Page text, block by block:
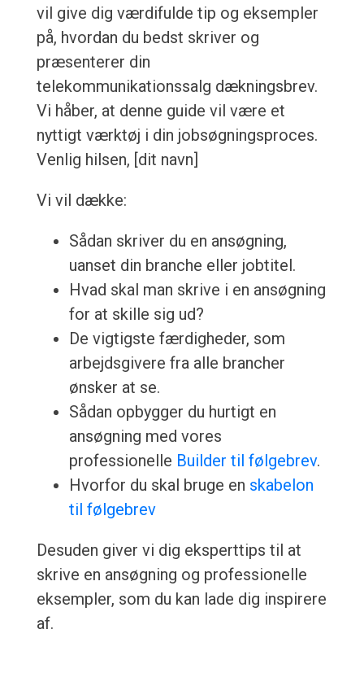
vil give dig værdifulde tip og eksempler
på, hvordan du bedst skriver og
præsenterer din
telekommunikationssalg dækningsbrev.
Vi håber, at denne guide vil være et
nyttigt værktøj i din jobsøgningsproces.
Venlig hilsen, [dit navn]
Vi vil dække:
Sådan skriver du en ansøgning,
uanset din branche eller jobtitel.
Hvad skal man skrive i en ansøgning
for at skille sig ud?
De vigtigste færdigheder, som
arbejdsgivere fra alle brancher
ønsker at se.
Sådan opbygger du hurtigt en
ansøgning med vores
professionelle Builder til følgebrev.
Hvorfor du skal bruge en skabelon
til følgebrev
Desuden giver vi dig eksperttips til at
skrive en ansøgning og professionelle
eksempler, som du kan lade dig inspirere
af.